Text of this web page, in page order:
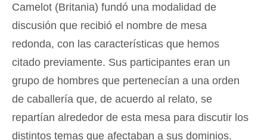
Camelot (Britania) fundó una modalidad de
discusión que recibió el nombre de mesa
redonda, con las características que hemos
citado previamente. Sus participantes eran un
grupo de hombres que pertenecían a una orden
de caballería que, de acuerdo al relato, se
repartían alrededor de esta mesa para discutir los
distintos temas que afectaban a sus dominios.